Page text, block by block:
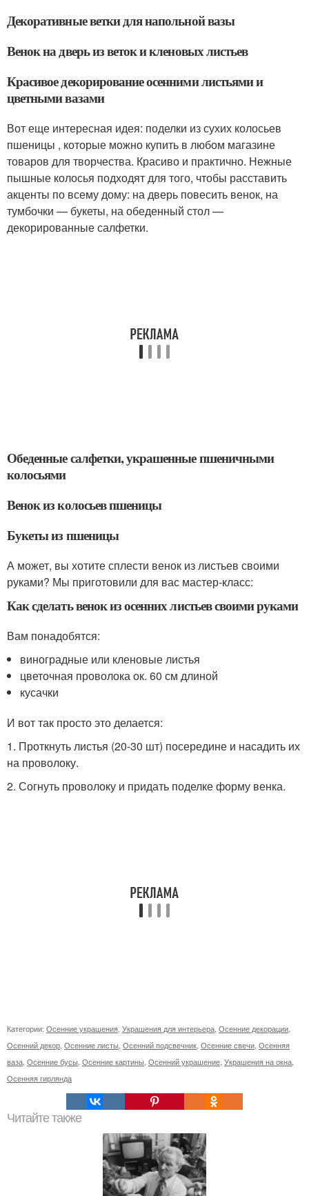
Декоративные ветки для напольной вазы
Венок на дверь из веток и кленовых листьев
Красивое декорирование осенними листьями и
цветными вазами
Вот еще интересная идея: поделки из сухих колосьев
пшеницы , которые можно купить в любом магазине
товаров для творчества. Красиво и практично. Нежные
пышные колосья подходят для того, чтобы расставить
акценты по всему дому: на дверь повесить венок, на
тумбочки — букеты, на обеденный стол —
декорированные салфетки.
Обеденные салфетки, украшенные пшеничными
колосьями
Венок из колосьев пшеницы
Букеты из пшеницы
А может, вы хотите сплести венок из листьев своими
руками? Мы приготовили для вас мастер-класс:
Как сделать венок из осенних листьев своими руками
Вам понадобятся:
виноградные или кленовые листья
цветочная проволока ок. 60 см длиной
кусачки
И вот так просто это делается:
1. Проткнуть листья (20-30 шт) посередине и насадить их
на проволоку.
2. Согнуть проволоку и придать поделке форму венка.
Категории: Осенние украшения Украшения для интерьера Осенние декорации
Осенний декор Осенние листы Осенний подсвечник Осенние свечи Осенняя
ваза Осенние бусы Осенние картины Осенний украшение Украшения на окна
Осенняя гирлянда
Читайте также